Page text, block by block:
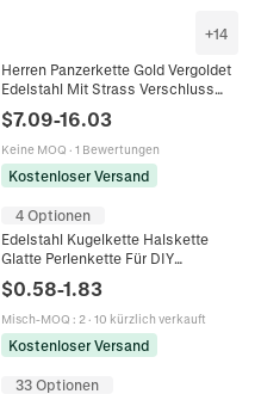
+14
Herren Panzerkette Gold Vergoldet
Edelstahl Mit Strass Verschluss
$7.09-16.03
Keine MOQ · 1 Bewertungen
Kostenloser Versand
4 Optionen
Edelstahl Kugelkette Halskette
Glatte Perlenkette Für DIY
Damen Industrieller Stil Silberton
Schmuck
$0.58-1.83
Misch-MOQ : 2· 10 kürzlich verkauft
Kostenloser Versand
33 Optionen